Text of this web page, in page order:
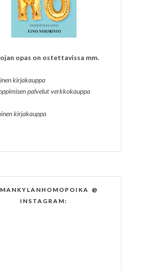
opas on ostettavissa mm.
kirjakauppa
palvelut verkkokauppa
kirjakauppa
@
INSTAGRAM: